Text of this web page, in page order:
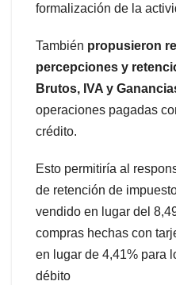
formalización de la
También propusieron
percepciones y
Brutos, IVA y
operaciones pagadas
crédito.
Esto permitiría al
de retención de
vendido en lugar del
compras hechas con
en lugar de 4,41% para
débito